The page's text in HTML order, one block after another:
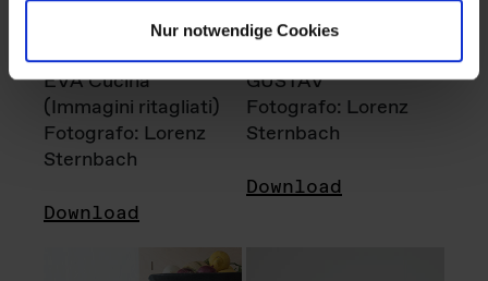
Nur notwendige Cookies
EVA Cucina
(Immagini ritagliati)
Fotografo: Lorenz
Sternbach
Download
GUSTAV
Fotografo: Lorenz
Sternbach
Download